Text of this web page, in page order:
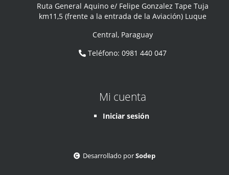
Ruta General Aquino e/ Felipe Gonzalez Tape Tuja
km11,5 (frente a la entrada de la Aviación) Luque
Central, Paraguay
Teléfono:0981 440 047
Mi cuenta
Iniciar sesión
Desarrollado porSodep